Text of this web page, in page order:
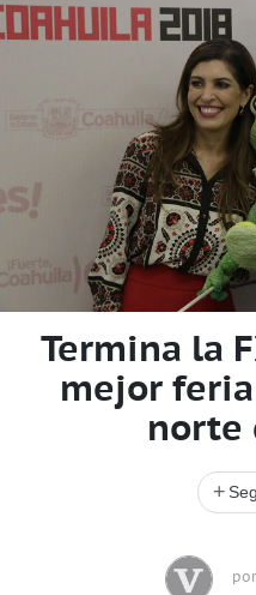
Termina la
mejor
norte
+
por